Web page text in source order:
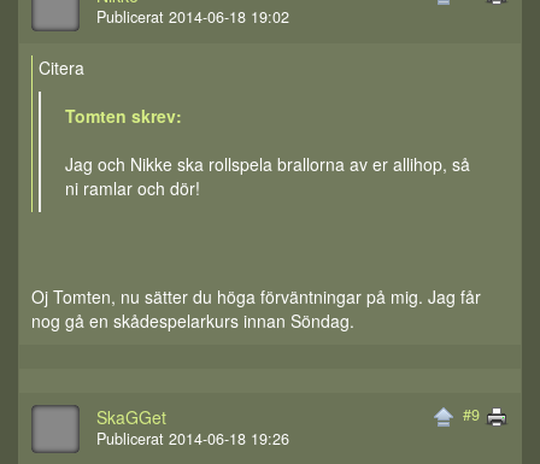
Publicerat 2014-06-18 19:02
Citera
Tomten skrev:
Jag och Nikke ska rollspela brallorna av er allihop, så
ni ramlar och dör!
Oj Tomten, nu sätter du höga förväntningar på mig. Jag får
nog gå en skådespelarkurs innan Söndag.
#9
SkaGGet
Publicerat 2014-06-18 19:26